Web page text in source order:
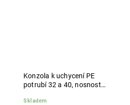
Konzola k uchycení PE
potrubí 32 a 40, nosnost
Skladem